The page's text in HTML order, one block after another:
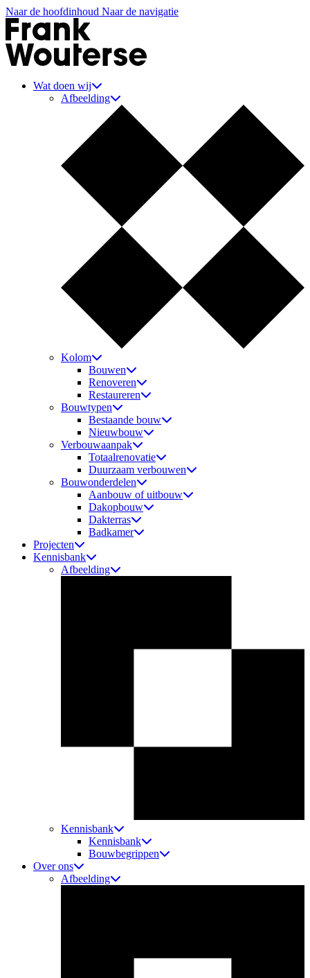
Naar de hoofdinhoud Naar de navigatie
Wat doen wij
Afbeelding
Kolom
Bouwen
Renoveren
Restaureren
Bouwtypen
Bestaande bouw
Nieuwbouw
Verbouwaanpak
Totaalrenovatie
Duurzaam verbouwen
Bouwonderdelen
Aanbouw of uitbouw
Dakopbouw
Dakterras
Badkamer
Projecten
Kennisbank
Afbeelding
Kennisbank
Kennisbank
Bouwbegrippen
Over ons
Afbeelding